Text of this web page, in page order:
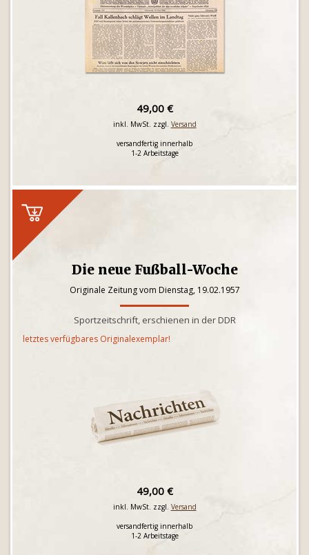
49,00 €
inkl. MwSt. zzgl. Versand
versandfertig innerhalb
1-2 Arbeitstage
Die neue Fußball-Woche
Originale Zeitung vom Dienstag, 19.02.1957
Sportzeitschrift, erschienen in der DDR
letztes verfügbares Originalexemplar!
49,00 €
inkl. MwSt. zzgl. Versand
versandfertig innerhalb
1-2 Arbeitstage